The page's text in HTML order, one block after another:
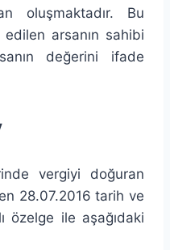
oluşmaktadır. Bu
edilen arsanın sahibi
değerini ifade
vergiyi doğuran
28.07.2016 tarih ve
özelge ile aşağıdaki